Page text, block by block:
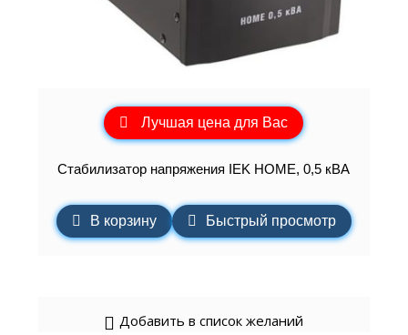
Лучшая цена для Вас
Стабилизатор напряжения IEK HOME, 0,5 кВА
В корзину Быстрый просмотр
Добавить в список желаний